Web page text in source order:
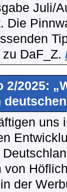
Juli/
Die
DaF_Z.
2/2025:
uns
von
der